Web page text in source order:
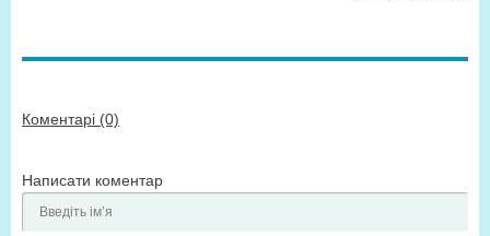
Коментарі (0)
Написати коментар